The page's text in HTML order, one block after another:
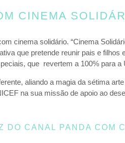
CINEMA
cinema solidário. “Cinema
que pretende reunir pais e
que revertem a 100% para a
aliando a magia da sétima
na sua missão de apoio ao
DO CANAL PANDA COM